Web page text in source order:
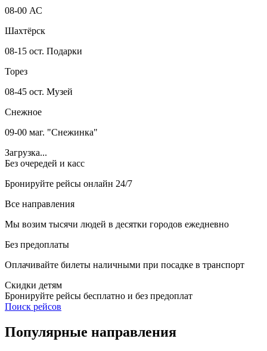
08-00 АС
Шахтёрск
08-15 ост. Подарки
Торез
08-45 ост. Музей
Снежное
09-00 маг. "Снежинка"
Загрузка...
Без очередей и касс
Бронируйте рейсы онлайн 24/7
Все направления
Мы возим тысячи людей в десятки городов ежедневно
Без предоплаты
Оплачивайте билеты наличными при посадке в транспорт
Скидки детям
Бронируйте рейсы бесплатно и без предоплат
Поиск рейсов
Популярные направления